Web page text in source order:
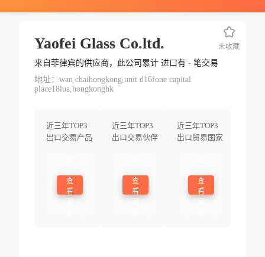
Yaofei Glass Co.ltd.
来自菲律宾的供应商，此公司累计 进口有 -笔交易
地址：wan chaihongkong,unit d16fone capital
place18lua,hongkonghk
近三年TOP3
出口交易产品
查
看
近三年TOP3
出口交易伙伴
查
看
近三年TOP3
出口贸易国家
查
看
未收藏